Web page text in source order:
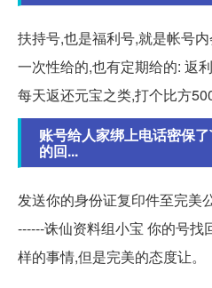
扶持号,也是福利号,就是帐号
一次性给的,也有定期给的: 返
每天返还元宝之类,打个比方
账号给人家绑上电话密保
的回...
发送你的身份证复印件至完美
------诛仙资料组小宝 你的号找
样的事情,但是完美的态度让。